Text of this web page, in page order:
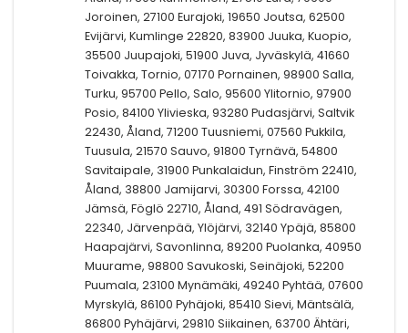
Joroinen, 27100 Eurajoki, 19650 Joutsa, 62500
Evijärvi, Kumlinge 22820, 83900 Juuka, Kuopio,
35500 Juupajoki, 51900 Juva, Jyväskylä, 41660
Toivakka, Tornio, 07170 Pornainen, 98900 Salla,
Turku, 95700 Pello, Salo, 95600 Ylitornio, 97900
Posio, 84100 Ylivieska, 93280 Pudasjärvi, Saltvik
22430, Åland, 71200 Tuusniemi, 07560 Pukkila,
Tuusula, 21570 Sauvo, 91800 Tyrnävä, 54800
Savitaipale, 31900 Punkalaidun, Finström 22410,
Åland, 38800 Jamijarvi, 30300 Forssa, 42100
Jämsä, Föglö 22710, Åland, 491 Södravägen,
22340, Järvenpää, Ylöjärvi, 32140 Ypäjä, 85800
Haapajärvi, Savonlinna, 89200 Puolanka, 40950
Muurame, 98800 Savukoski, Seinäjoki, 52200
Puumala, 23100 Mynämäki, 49240 Pyhtää, 07600
Myrskylä, 86100 Pyhäjoki, 85410 Sievi, Mäntsälä,
86800 Pyhäjärvi, 29810 Siikainen, 63700 Ähtäri,